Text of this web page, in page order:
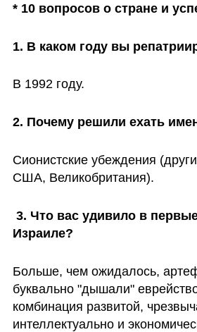
* 10 вопросов о стране и
1. В каком году вы
В 1992 году.
2. Почему решили ехать
Сионистские убеждения
США, Великобритания).
Израиле?
Больше, чем ожидалось,
буквально "дышали"
комбинация развитой,
интеллектуально и